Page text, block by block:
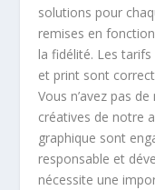
solutions pour
remises en
la fidélité. Les
et print sont
Vous n’avez pas
créatives de notre
graphique sont
responsable et
nécessite une